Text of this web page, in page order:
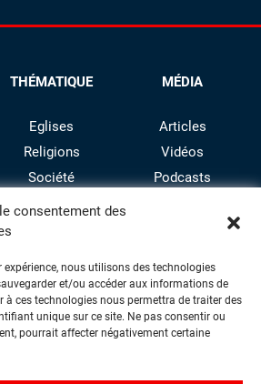
consentement des
nous utilisons des technologies
et/ou accéder aux informations de
à ces technologies nous permettra de traiter des
unique sur ce site. Ne pas consentir ou
pourrait affecter négativement certaine
THÉMATIQUE
Eglises
Religions
Société
Culture
MÉDIA
Articles
Vidéos
Podcasts